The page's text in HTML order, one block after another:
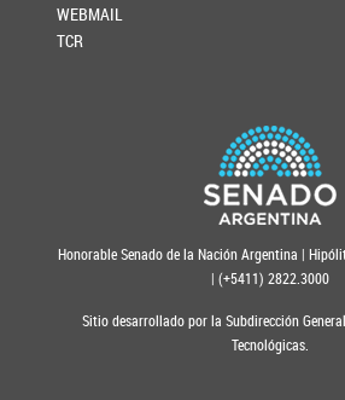
WEBMAIL
TCR
Honorable Senado de la Nación Argentina |
| (+5411) 2822.3000
Sitio desarrollado por la Subdirección
Tecnológicas.